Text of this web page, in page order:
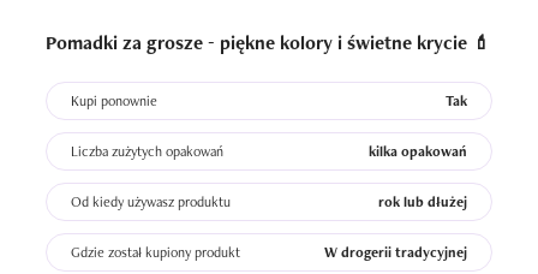
Pomadki za grosze - piękne kolory i świetne krycie 💄
Kupi ponownie Tak
Liczba zużytych opakowań kilka opakowań
Od kiedy używasz produktu rok lub dłużej
Gdzie został kupiony produkt W drogerii tradycyjnej